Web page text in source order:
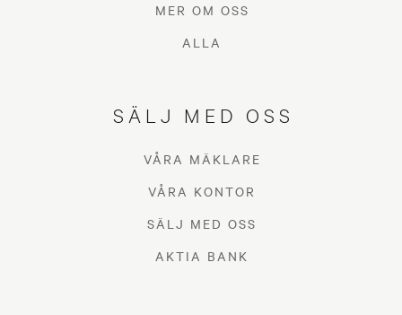
MER OM OSS
ALLA
SÄLJ MED OSS
VÅRA MÄKLARE
VÅRA KONTOR
SÄLJ MED OSS
AKTIA BANK